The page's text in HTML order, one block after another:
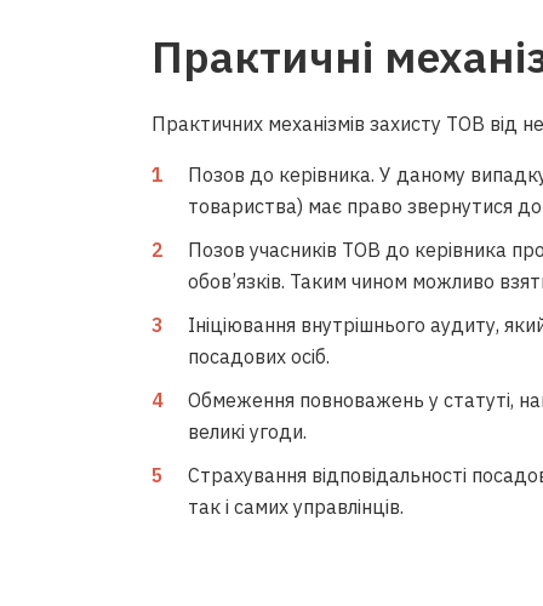
Практичні
Практичних механізмів захисту ТОВ від
Позов до керівника. У даному
товариства) має право звернутися
Позов учасників ТОВ до керівника
обов’язків. Таким чином можливо
Ініціювання внутрішнього аудиту,
посадових осіб.
Обмеження повноважень у статуті,
великі угоди.
Страхування відповідальності
так і самих управлінців.
відбулась, це я
– Сергій Донков